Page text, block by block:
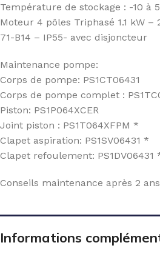
Température de stockage : -10 à
Moteur 4 pôles Triphasé 1.1 kW –
71-B14 – IP55- avec disjoncteur
Maintenance pompe:
Corps de pompe: PS1CT06431
Corps de pompe complet :
Piston: PS1P064XCER
Joint piston : PS1T064XFPM *
Clapet aspiration: PS1SV06431 *
Clapet refoulement: PS1DV06431
Conseils maintenance après 2
Informations